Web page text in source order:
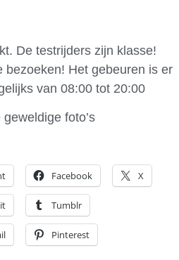
De testrijders zijn klasse!
bezoeken! Het gebeuren is er
van 08:00 tot 20:00
foto’s
Facebook X
Tumblr
Pinterest